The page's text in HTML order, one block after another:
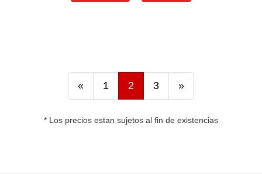
« 1 2 3 »
* Los precios estan sujetos al fin de existencias